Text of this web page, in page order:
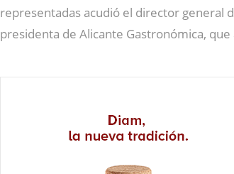
representadas acudió el director general
presidenta de Alicante Gastronómica,